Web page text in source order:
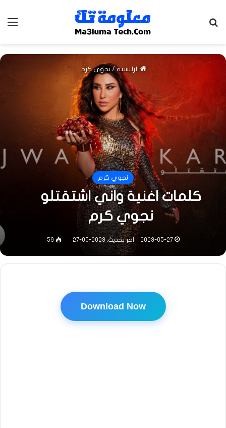
الرئيسية / نجوي كرم
نجوي كرم
كلمات اغنية واني اشتقتلو
نجوي كرم
2023-05-27 آخر تحديث: 2023-05-27 59
Download Now